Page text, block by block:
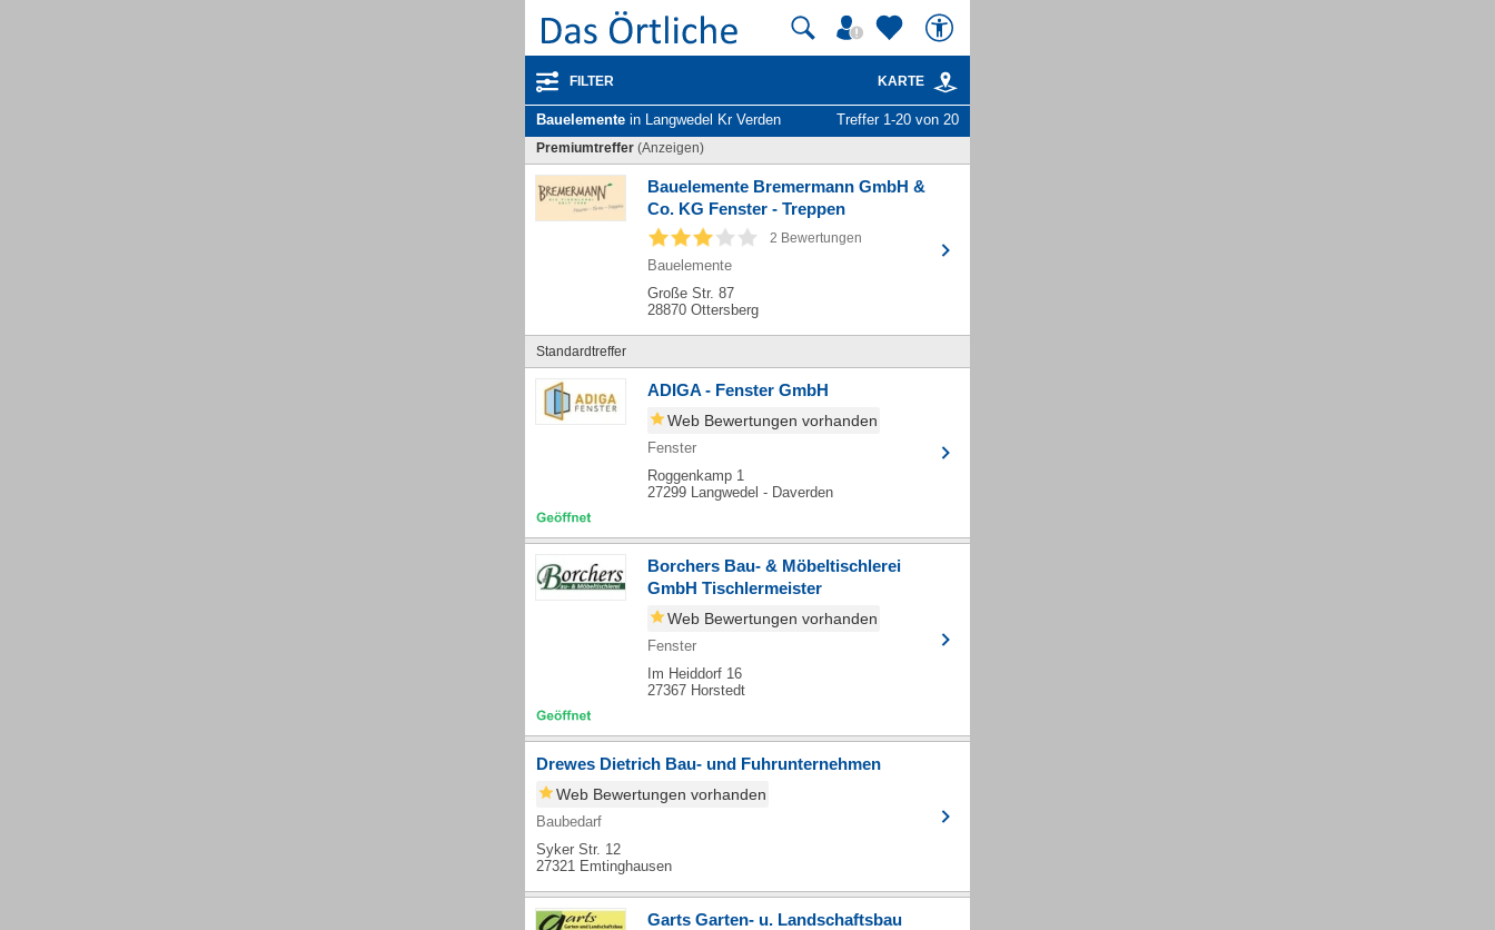
FILTER KARTE
Bauelemente in Langwedel Kr Verden Treffer 1-20 von 20
Premiumtreffer (Anzeigen)
Bauelemente Bremermann GmbH &
Co. KG Fenster - Treppen
2 Bewertungen
Bauelemente
Große Str. 87
28870 Ottersberg
Standardtreffer
ADIGA - Fenster GmbH
Web Bewertungen vorhanden
Fenster
Roggenkamp 1
27299 Langwedel - Daverden
Borchers Bau- & Möbeltischlerei
GmbH Tischlermeister
Web Bewertungen vorhanden
Fenster
Im Heiddorf 16
27367 Horstedt
Drewes Dietrich Bau- und Fuhrunternehmen
Web Bewertungen vorhanden
Baubedarf
Syker Str. 12
27321 Emtinghausen
Garts Garten- u. Landschaftsbau